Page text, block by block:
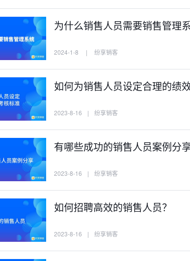
为什么销售人员需要销售管理
2024-1-8 | 纷享销客
如何为销售人员设定合理的绩
2023-8-16 | 纷享销客
有哪些成功的销售人员案例分享
2023-8-16 | 纷享销客
如何招聘高效的销售人员？
2023-8-16 | 纷享销客